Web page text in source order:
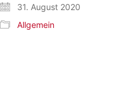
31. August 2020
Allgemein